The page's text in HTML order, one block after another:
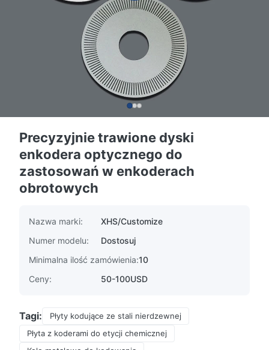
Precyzyjnie trawione dyski
enkodera optycznego do
zastosowań w enkoderach
obrotowych
Nazwa marki:
XHS/Customize
Numer modelu:
Dostosuj
Minimalna ilość zamówienia:10
Ceny:
50-100USD
Tagi:
Płyty kodujące ze stali nierdzewnej
Płyta z koderami do etycji chemicznej